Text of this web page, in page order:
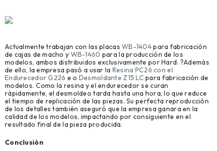
Actualmente trabajan con las placasWB-1404para fabricación
de cajas de macho y WB-1460 para la producción de los
modelos, ambos distribuidos exclusivamente por Hard. ?Además
de ello, la empresa pasó a usar la Resina PC26 con el
Endurecedor G226 e o Desmoldante Z15 LC para fabricación de
modelos. Como la resina y el endurecedor se curan
rápidamente, el desmoldeo tarda hasta una hora, lo que reduce
el tiempo de replicación de las piezas. Su perfecta reproducción
de los detalles también aseguró que la empresa ganara en la
calidad de los modelos, impactando por consiguiente en el
resultado final de la pieza producida.
Conclusión